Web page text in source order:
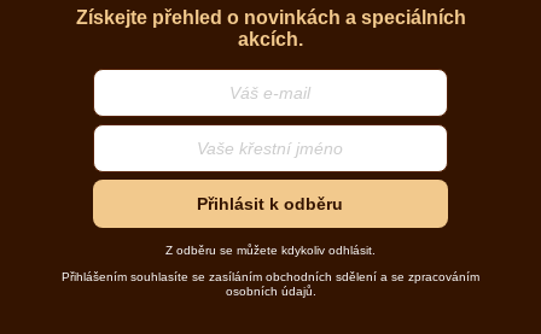
Získejte přehled o novinkách a speciálních
akcích.
Přihlásit k odběru
Z odběru se můžete kdykoliv odhlásit.
Přihlášením souhlasíte se zasíláním obchodních sdělení a se zpracováním
osobních údajů.